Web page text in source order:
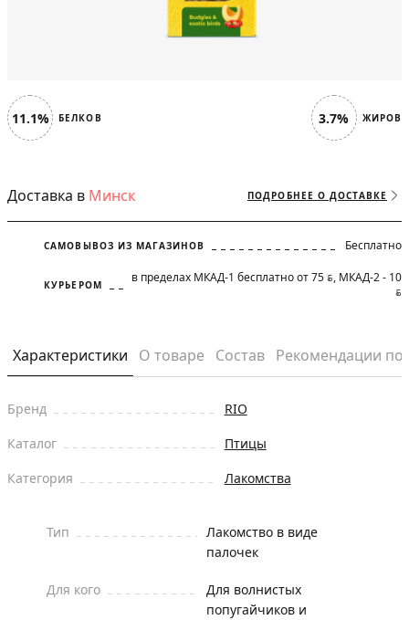
11.1% БЕЛКОВ 3.7% ЖИРОВ
Доставка в Минск ПОДРОБНЕЕ О ДОСТАВКЕ
САМОВЫВОЗ ИЗ МАГАЗИНОВ Бесплатно
КУРЬЕРОМ в пределах МКАД-1 бесплатно от 75 BYN, МКАД-2 - 10
BYN
Характеристики О товаре Состав Рекомендации
Бренд
RIO
Каталог
Птицы
Категория
Лакомства
Тип
Лакомство в виде
палочек
Для кого
Для волнистых
попугайчиков и